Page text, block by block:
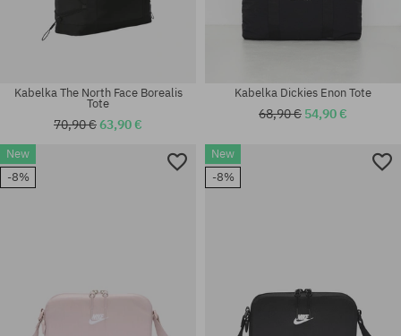
univerzálna veľkosť univerzálna veľkosť
Kabelka The North Face Borealis
Tote
70,90 €63,90 €
Kabelka Dickies Enon Tote
68,90 € 54,90 €
New
-8%
New
-8%